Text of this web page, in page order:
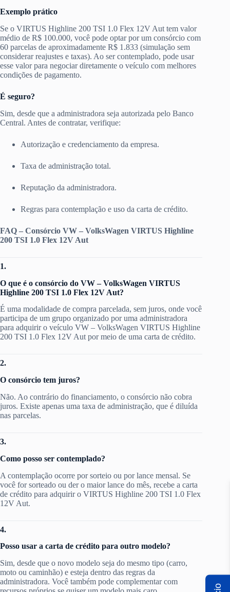
Exemplo prático
Se o VIRTUS Highline 200 TSI 1.0 Flex 12V Aut tem valor
médio de R$ 100.000, você pode optar por um consórcio com
60 parcelas de aproximadamente R$ 1.833 (simulação sem
considerar reajustes e taxas). Ao ser contemplado, pode usar
esse valor para negociar diretamente o veículo com melhores
condições de pagamento.
É seguro?
Sim, desde que a administradora seja autorizada pelo Banco
Central. Antes de contratar, verifique:
Autorização e credenciamento da empresa.
Taxa de administração total.
Reputação da administradora.
Regras para contemplação e uso da carta de crédito.
FAQ – Consórcio VW – VolksWagen VIRTUS Highline
200 TSI 1.0 Flex 12V Aut
1.
O que é o consórcio do VW – VolksWagen VIRTUS
Highline 200 TSI 1.0 Flex 12V Aut?
É uma modalidade de compra parcelada, sem juros, onde você
participa de um grupo organizado por uma administradora
para adquirir o veículo VW – VolksWagen VIRTUS Highline
200 TSI 1.0 Flex 12V Aut por meio de uma carta de crédito.
2.
O consórcio tem juros?
Não. Ao contrário do financiamento, o consórcio não cobra
juros. Existe apenas uma taxa de administração, que é diluída
nas parcelas.
3.
Como posso ser contemplado?
A contemplação ocorre por sorteio ou por lance mensal. Se
você for sorteado ou der o maior lance do mês, recebe a carta
de crédito para adquirir o VIRTUS Highline 200 TSI 1.0 Flex
12V Aut.
4.
Posso usar a carta de crédito para outro modelo?
Sim, desde que o novo modelo seja do mesmo tipo (carro,
moto ou caminhão) e esteja dentro das regras da
administradora. Você também pode complementar com